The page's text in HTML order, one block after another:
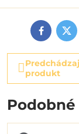
Facebook
produkt